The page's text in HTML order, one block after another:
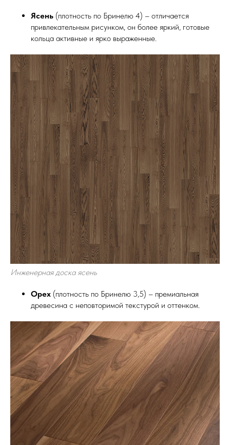
Ясень (плотность по Бринелю 4) – отличается
привлекательным рисунком, он более яркий, готовые
кольца активные и ярко выраженные.
Инженерная доска ясень
Орех (плотность по Бринелю 3,5) – премиальная
древесина с неповторимой текстурой и оттенком.